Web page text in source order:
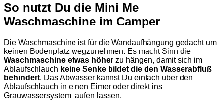
So nutzt Du die Mini Me
Waschmaschine im Camper
Die Waschmaschine ist für die Wandaufhängung gedacht um
keinen Bodenplatz wegzunehmen. Es macht Sinn die
Waschmaschine etwas höher zu hängen, damit sich im
Ablaufschlauch keine Senke bildet die den Wasserabfluß
behindert. Das Abwasser kannst Du einfach über den
Ablaufschlauch in einen Eimer oder direkt ins
Grauwassersystem laufen lassen.